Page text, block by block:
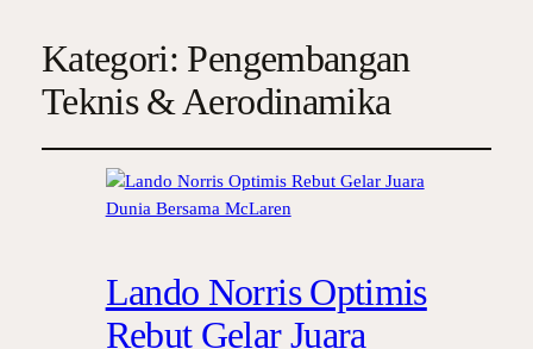
Kategori: Pengembangan
Teknis & Aerodinamika
Lando Norris Optimis
Rebut Gelar Juara